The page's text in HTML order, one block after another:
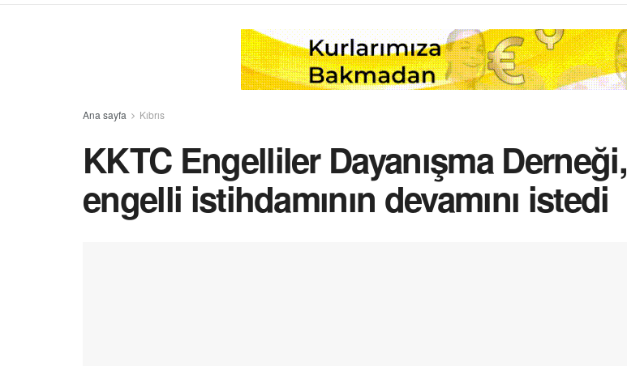
Ana sayfa Kıbrıs
KKTC Engelliler Dayanışma Derneği,
engelli istihdamının devamını istedi